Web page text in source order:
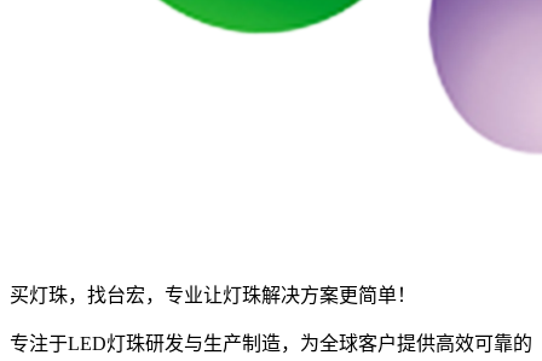
买灯珠，找台宏，专业让灯珠解决方案更简单！
专注于LED灯珠研发与生产制造，为全球客户提供高效可靠的